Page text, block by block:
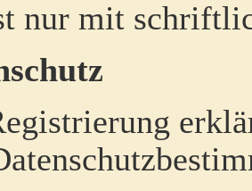
nur mit